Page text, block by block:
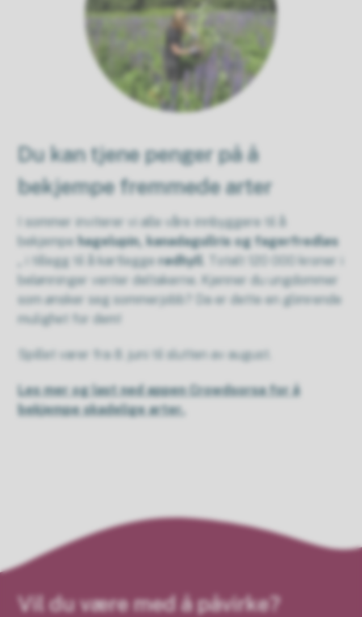
Du kan tjene penger på å
bekjempe fremmede arter
I sommer inviterer vi alle våre innbyggere til å
bekjempe hagelupin, kanadagullris og fagerfredløs
i tillegg til å kartleggerødhyll
. Totalt 120 000 kroner i
belønninger venter deltakerne. Kjenner du ungdommer
som ønsker seg sommerjobb? Da er dette en glimrende
mulighet for dem!
Spillet varer fra 8. juni til slutten av august.
Les mer og last ned appen Crowdsorsa for å
bekjempe skadelige arter.
Vil du være med å påvirke?